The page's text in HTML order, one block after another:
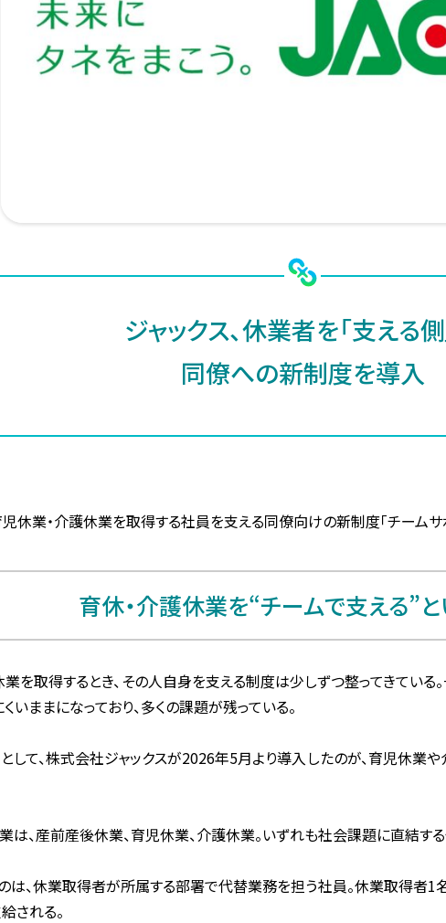
ジャックス、休業者を「支える
同僚への新制度を導入
休業・介護休業を取得する社員を支える同僚向けの新制度「チームサ
育休・介護休業を“チームで支える”
を取得するとき、その人自身を支える制度は少しずつ整ってきている
いままになっており、多くの課題が残っている。
して、株式会社ジャックスが2026年5月より導入したのが、育児休業
は、産前産後休業、育児休業、介護休業。いずれも社会課題に直結する
は、休業取得者が所属する部署で代替業務を担う社員。休業取得者1
される。